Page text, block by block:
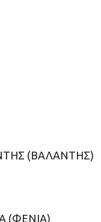
(ΒΑΛΑΝΤΗΣ)
(ΦΕΝΙΑ)